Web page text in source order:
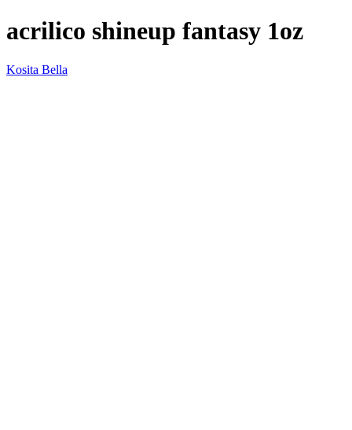
acrilico shineup fantasy 1oz
Kosita Bella